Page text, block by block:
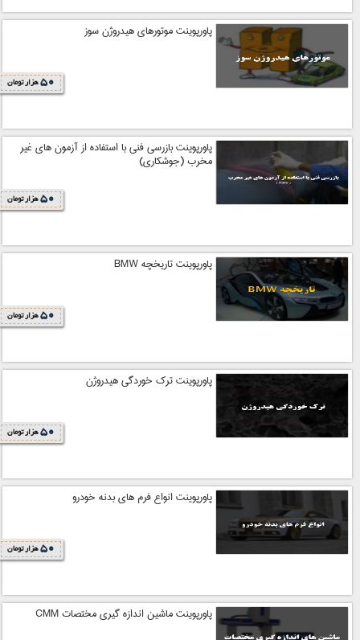
پاورپوینت موتورهای هیدروژن سوز
50 هزار تومان
پاورپوینت بازرسی فنی با استفاده از آزمون های غیر
مخرب (جوشکاری)
50 هزار تومان
پاورپوینت تاریخچه BMW
50 هزار تومان
پاورپوینت ترک خوردگی هیدروژن
50 هزار تومان
پاورپوینت انواع فرم های بدنه خودرو
50 هزار تومان
پاورپوینت ماشین اندازه گیری مختصات CMM